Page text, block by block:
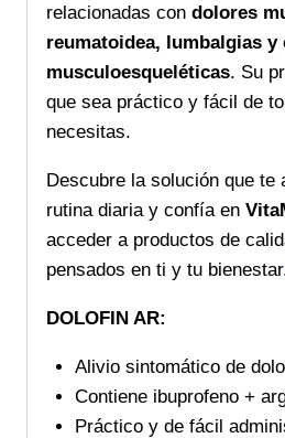
relacionadas con dolores
reumatoidea, lumbalgias y
musculoesqueléticas. Su
que sea práctico y fácil de
necesitas.
Descubre la solución que te
rutina diaria y confía en
acceder a productos de
pensados en ti y tu
DOLOFIN AR:
Alivio sintomático de
Contiene ibuprofeno +
Práctico y de fácil